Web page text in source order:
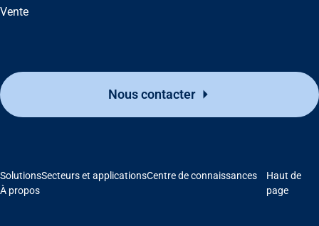
Assistance
À propos
Nous contacter
Vente
SolutionsSecteurs et applicationsCentre de connaissances
À propos
Haut de
page